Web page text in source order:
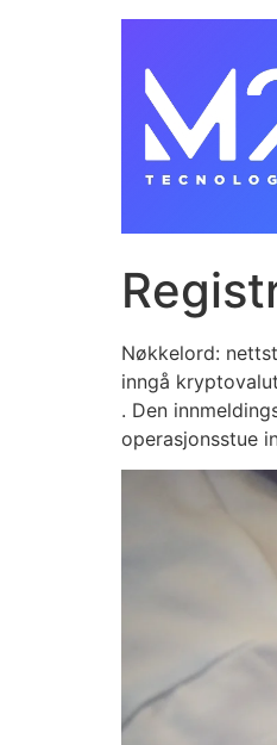
Nøkkelord:
inngå
. Den
operasjonsstue